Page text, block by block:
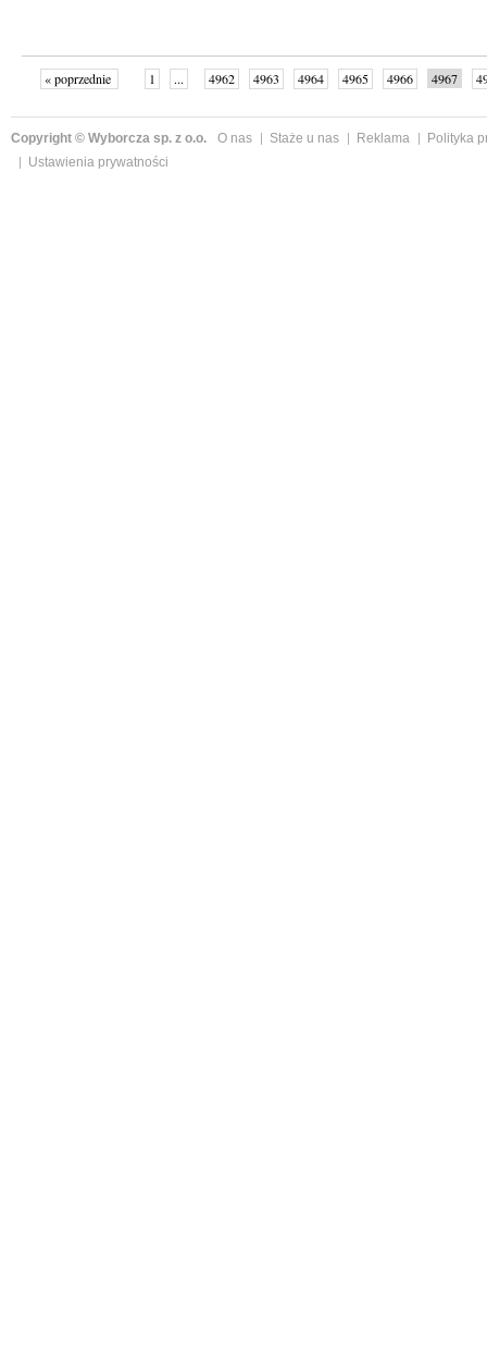
« poprzednie 1 ... 4962 4963 4964 4965 4966 4967
Copyright © Wyborcza sp. z o.o. O nas Staże u nas Reklama
Polityka
Ustawienia prywatności